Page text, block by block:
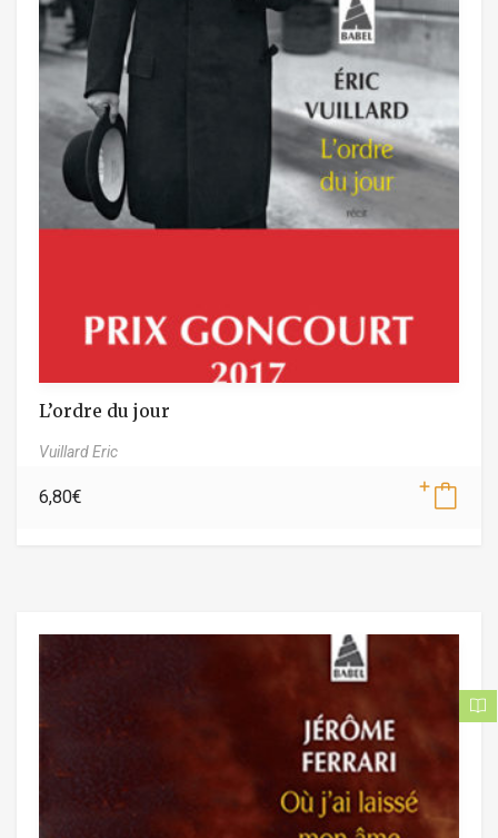
L’ordre du jour
Vuillard Eric
6,80€